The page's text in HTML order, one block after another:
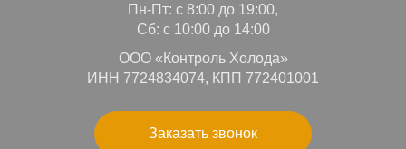
Пн-Пт: с 8:00 до 19:00,
Сб: с 10:00 до 14:00
ООО «Контроль Холода»
ИНН 7724834074, КПП 772401001
Заказать звонок